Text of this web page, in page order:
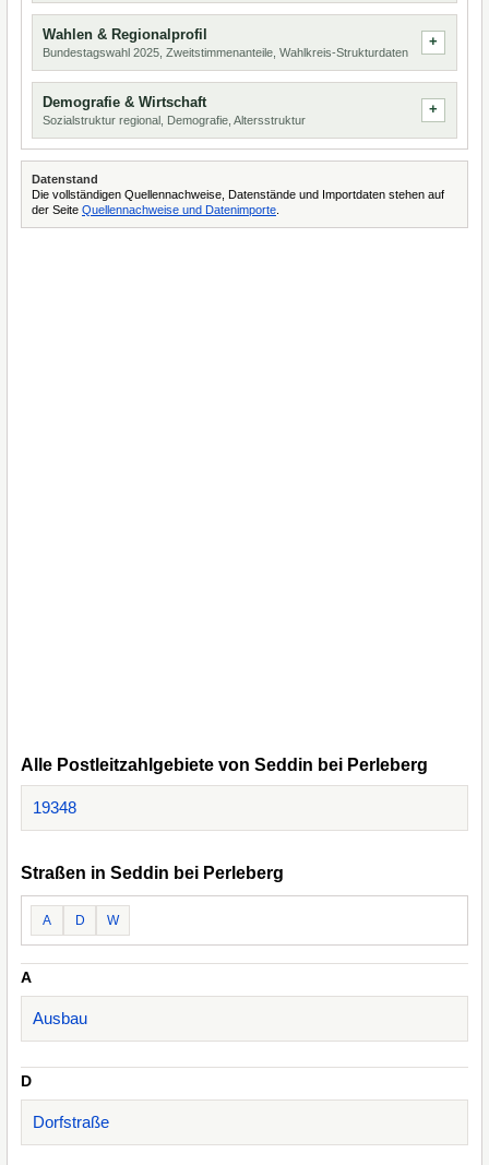
Wahlen & Regionalprofil
Bundestagswahl 2025, Zweitstimmenanteile, Wahlkreis-Strukturdaten
Demografie & Wirtschaft
Sozialstruktur regional, Demografie, Altersstruktur
Datenstand
Die vollständigen Quellennachweise, Datenstände und Importdaten stehen auf
der Seite Quellennachweise und Datenimporte
Alle Postleitzahlgebiete von Seddin bei Perleberg
19348
Straßen in Seddin bei Perleberg
A D W
A
Ausbau
D
Dorfstraße